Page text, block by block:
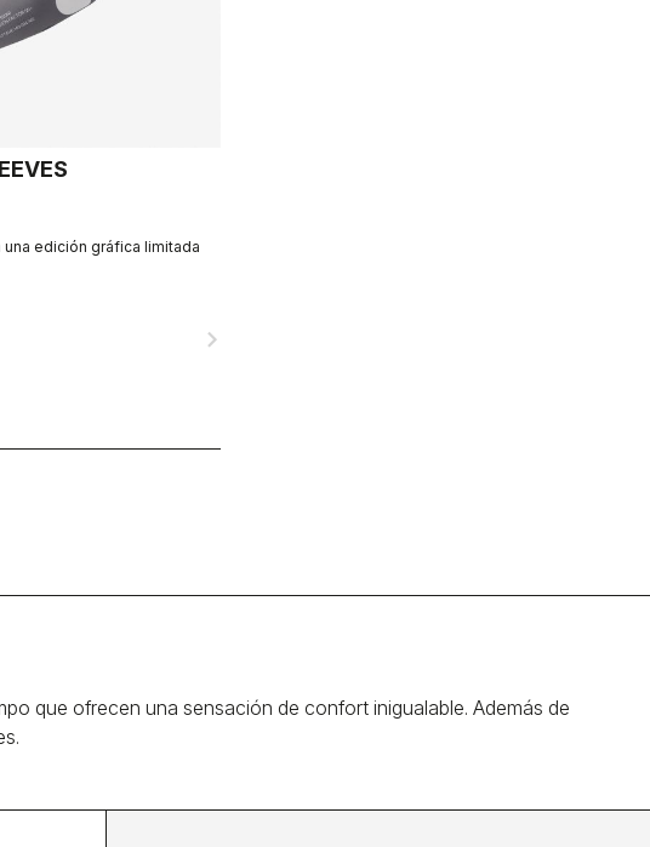
una edición gráfica limitada
navigate_next
que ofrecen una sensación de confort inigualable. Además de